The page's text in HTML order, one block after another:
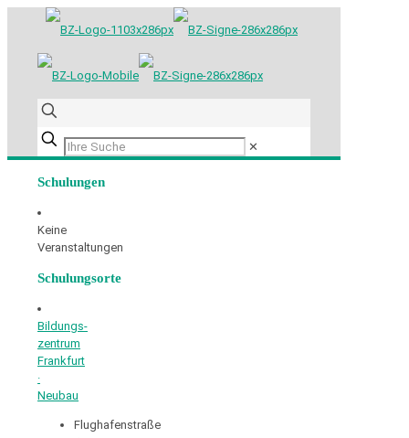
✕
Schulungen
Keine
Veranstaltungen
Schulungsorte
Bildungs­
zentrum
Frankfurt
·
Neubau
Flughafenstraße